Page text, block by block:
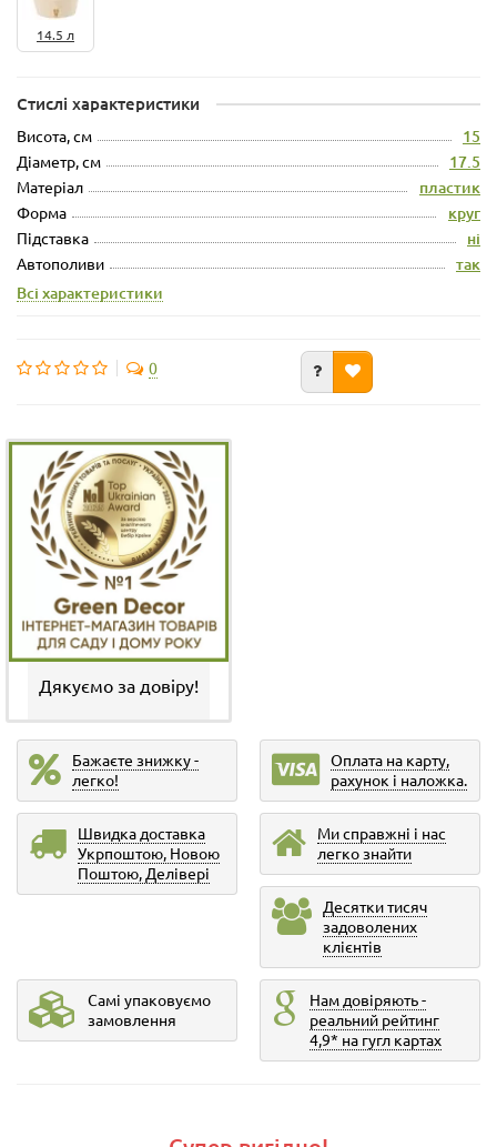
14.5 л
Стислі характеристики
Висота, см 15
Діаметр, см 17.5
Матеріал пластик
Форма круг
Підставка ні
Автополиви
так
Всі характеристики
0
Дякуємо за довіру!
Бажаєте знижку -
легко!
Оплата на карту,
рахунок і наложка.
Швидка доставка
Укрпоштою, Новою
Поштою, Делівері
Ми справжні і нас
легко знайти
Десятки тисяч
задоволених
клієнтів
Самі упаковуємо
замовлення
Нам довіряють -
реальний рейтинг
4,9* на гугл картах